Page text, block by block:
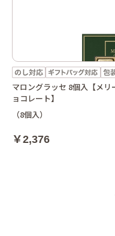
マロングラッセ 8個入【メリ
ョコレート】
（8個入）
￥2,376